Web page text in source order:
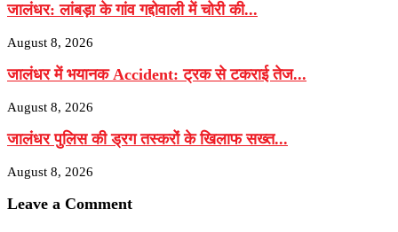
जालंधर: लांबड़ा के गांव गद्दोवाली में चोरी की...
August 8, 2026
जालंधर में भयानक Accident: ट्रक से टकराई तेज...
August 8, 2026
जालंधर पुलिस की ड्रग तस्करों के खिलाफ सख्त...
August 8, 2026
Leave a Comment